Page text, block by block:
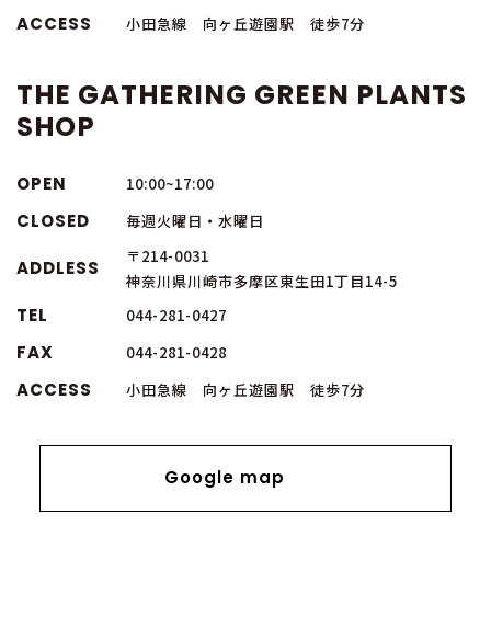
ACCESS 小田急線 向ヶ丘遊園駅 徒歩7分
THE GATHERING GREEN PLANTS
SHOP
OPEN 10:00~17:00
CLOSED 毎週火曜日・水曜日
ADDLESS
〒214-0031
神奈川県川崎市多摩区東生田1丁目14-5
TEL 044-281-0427
FAX 044-281-0428
ACCESS 小田急線 向ヶ丘遊園駅 徒歩7分
Google map